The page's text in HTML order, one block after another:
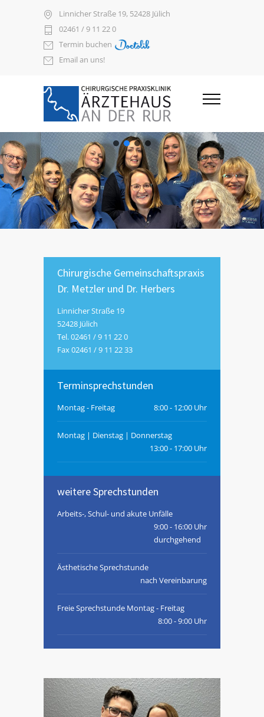
Linnicher Straße 19, 52428 Jülich
02461 / 9 11 22 0
Termin buchen
Email an uns!
Chirurgische Gemeinschaftspraxis
Dr. Metzler und Dr. Herbers
Linnicher Straße 19
52428 Jülich
Tel. 02461 / 9 11 22 0
Fax 02461 / 9 11 22 33
Terminsprechstunden
Montag - Freitag 8:00 - 12:00 Uhr
Montag | Dienstag | Donnerstag
13:00 - 17:00 Uhr
weitere Sprechstunden
Arbeits-, Schul- und akute Unfälle
9:00 - 16:00 Uhr
durchgehend
Ästhetische Sprechstunde
nach Vereinbarung
Freie Sprechstunde Montag - Freitag
8:00 - 9:00 Uhr